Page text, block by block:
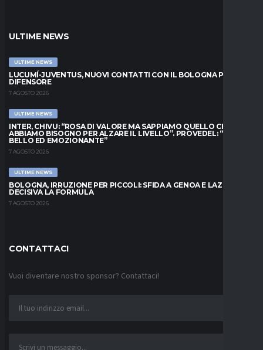
ULTIME NEWS
ULTIME NEWS
LUCUMÍ-JUVENTUS, NUOVI CONTATTI CON IL BOLOGNA PER IL
DIFENSORE
7 AGOSTO 2026
ULTIME NEWS
INTER, CHIVU: “ROSA DI VALORE MA SAPPIAMO QUELLO CHE
ABBIAMO BISOGNO PER ALZARE IL LIVELLO”. PROVEDEL: “MESE
BELLO ED EMOZIONANTE”
7 AGOSTO 2026
ULTIME NEWS
BOLOGNA, IRRUZIONE PER PICCOLI: SFIDA A GENOA E LAZIO,
DECISIVA LA FORMULA
7 AGOSTO 2026
CONTATTACI
Vuoi diventare nostro sponsor? Contattaci!